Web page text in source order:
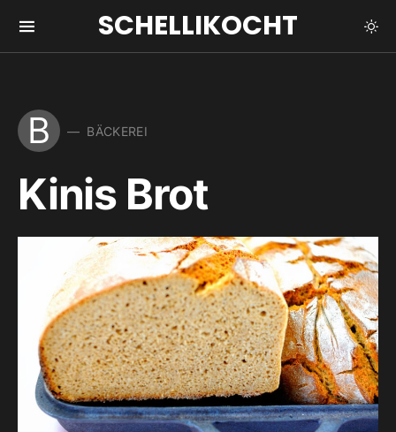
SCHELLIKOCHT
B BÄCKEREI
Kinis Brot